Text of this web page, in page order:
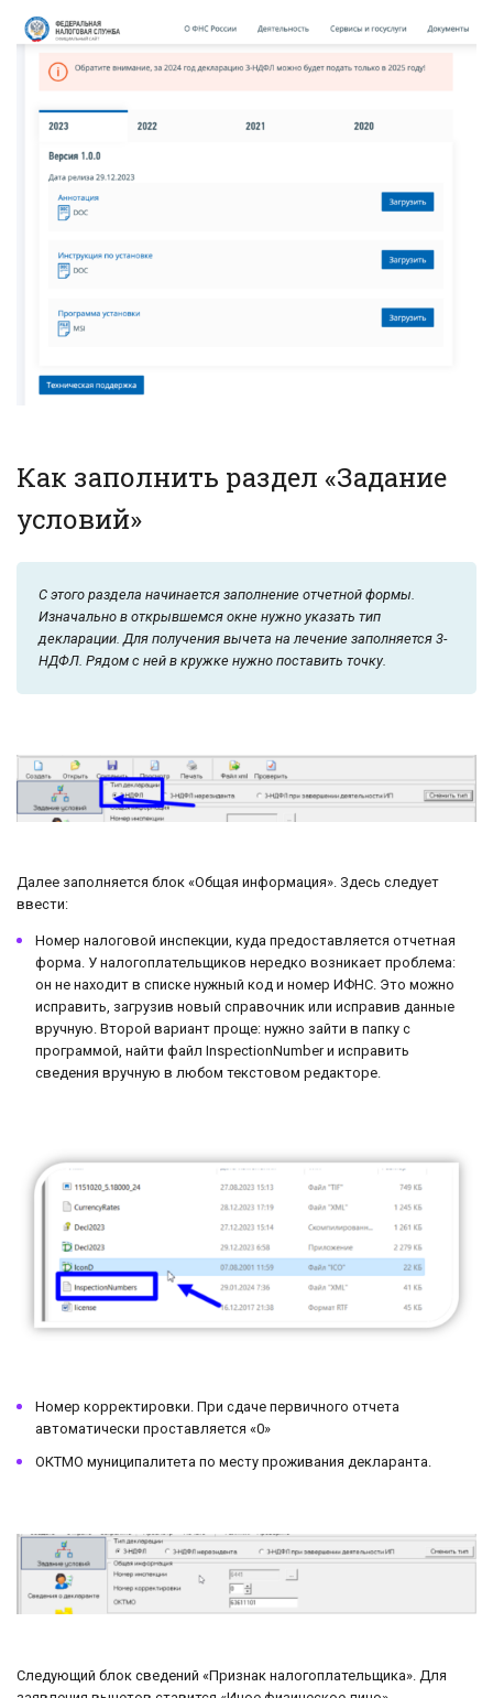
Как заполнить раздел «Задание
условий»
С этого раздела начинается заполнение отчетной формы.
Изначально в открывшемся окне нужно указать тип
декларации. Для получения вычета на лечение заполняется 3-
НДФЛ. Рядом с ней в кружке нужно поставить точку.
Далее заполняется блок «Общая информация». Здесь следует
ввести:
Номер налоговой инспекции, куда предоставляется отчетная
форма. У налогоплательщиков нередко возникает проблема:
он не находит в списке нужный код и номер ИФНС. Это можно
исправить, загрузив новый справочник или исправив данные
вручную. Второй вариант проще: нужно зайти в папку с
программой, найти файл InspectionNumber и исправить
сведения вручную в любом текстовом редакторе.
Номер корректировки. При сдаче первичного отчета
автоматически проставляется «0»
ОКТМО муниципалитета по месту проживания декларанта.
Следующий блок сведений «Признак налогоплательщика». Для